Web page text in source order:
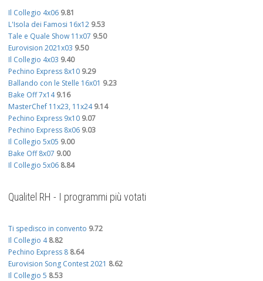
Il Collegio 4x06 9.81
L'Isola dei Famosi 16x12 9.53
Tale e Quale Show 11x07 9.50
Eurovision 2021x03 9.50
Il Collegio 4x03 9.40
Pechino Express 8x10 9.29
Ballando con le Stelle 16x01 9.23
Bake Off 7x14 9.16
MasterChef 11x23, 11x24 9.14
Pechino Express 9x10 9.07
Pechino Express 8x06 9.03
Il Collegio 5x05 9.00
Bake Off 8x07 9.00
Il Collegio 5x06 8.84
Qualitel RH - I programmi più votati
Ti spedisco in convento 9.72
Il Collegio 4 8.82
Pechino Express 8 8.64
Eurovision Song Contest 2021 8.62
Il Collegio 5 8.53